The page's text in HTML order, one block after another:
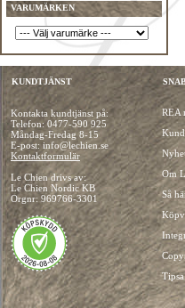
VARUMÄRKEN
KUNDTJÄNST
Kontakta kundtjänst på:
Telefon:0477-590 925
Måndag-Fredag 8-15
E-post: info@lechien.se
Kontaktformulär
Le Chien drivs av:
Le Chien Nordic KB
Orgnr: 969766-3301
REA
Om
Så